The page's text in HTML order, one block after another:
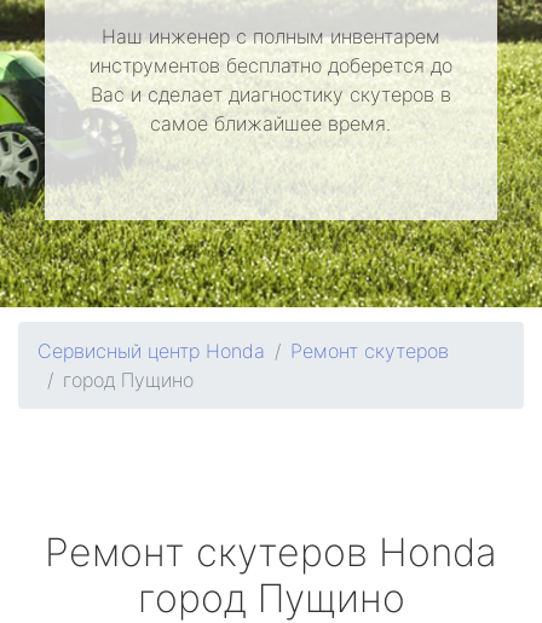
Наш инженер с полным инвентарем
инструментов бесплатно доберется до
Вас и сделает диагностику скутеров в
самое ближайшее время.
Сервисный центр Honda
Ремонт скутеров
город Пущино
Ремонт скутеров Honda
город Пущино